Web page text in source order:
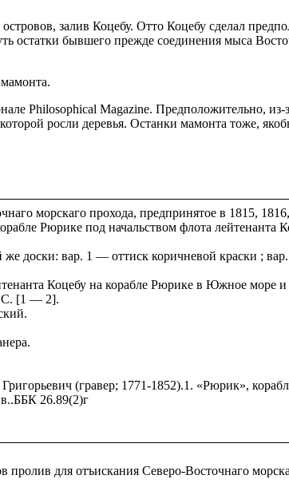
залив Коцебу. Отто Коцебу сделал
остатки бывшего прежде соединения мыса
Philosophical Magazine. Предположительно, из-
росли деревья. Останки мамонта тоже,
морскаго прохода, предпринятое в 1815,
Рюрике под начальством флота
доски: вар. 1 — оттиск коричневой краски ;
Коцебу на корабле Рюрике в Южное море
С. [1 — 2].
(гравер; 1771-1852).1. «Рюрик»,
26.89(2)г
для отъискания Северо-Восточнаго